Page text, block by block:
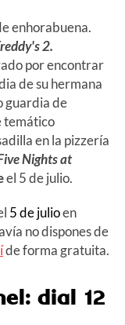
enhorabuena.
2.
por encontrar
de su hermana
guardia de
temático
en la pizzería
Nights at
el 5 de julio.
5 de julioen
no dispones de
de forma gratuita.
dial 12